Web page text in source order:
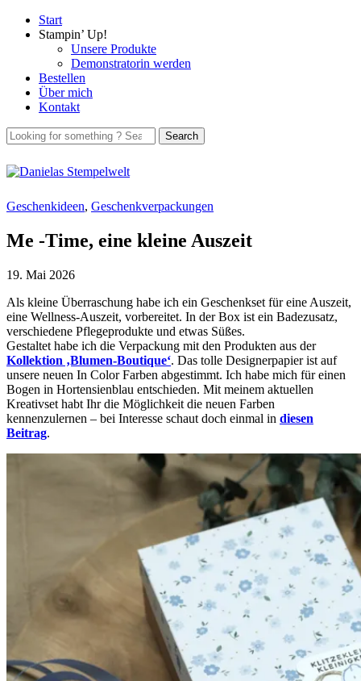
Start
Stampin’ Up!
Unsere Produkte
Demonstratorin werden
Bestellen
Über mich
Kontakt
Geschenkideen, Geschenkverpackungen
Me -Time, eine kleine Auszeit
19. Mai 2026
Als kleine Überraschung habe ich ein Geschenkset für eine Auszeit,
eine Wellness-Auszeit, vorbereitet. In der Box ist ein Badezusatz,
verschiedene Pflegeprodukte und etwas Süßes.
Gestaltet habe ich die Verpackung mit den Produkten aus der
Kollektion ‚Blumen-Boutique‘. Das tolle Designerpapier ist auf
unsere neuen In Color Farben abgestimmt. Ich habe mich für einen
Bogen in Hortensienblau entschieden. Mit meinem aktuellen
Kreativset habt Ihr die Möglichkeit die neuen Farben
kennenzulernen – bei Interesse schaut doch einmal in diesen
Beitrag.